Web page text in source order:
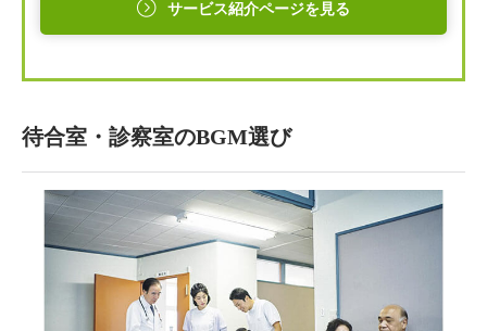
サービス紹介ページを見る
待合室・診察室のBGM選び